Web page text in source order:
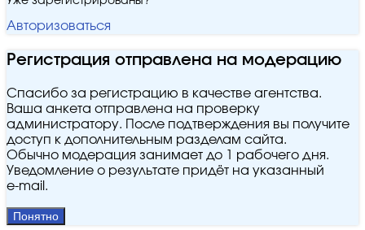
Авторизоваться
Регистрация отправлена на модерацию
Спасибо за регистрацию в качестве агентства.
Ваша анкета отправлена на проверку
администратору. После подтверждения вы получите
доступ к дополнительным разделам сайта.
Обычно модерация занимает до 1 рабочего дня.
Уведомление о результате придёт на указанный
e‑mail.
Понятно